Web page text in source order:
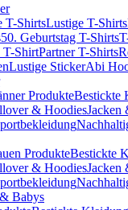
T-ShirtsLustige T-Shirts
50. Geburtstag T-Shirts
T-ShirtPartner T-Shirts
Lustige StickerAbi
ProdukteBestickte
& HoodiesJacken
ProdukteBestickte
& HoodiesJacken
Babys